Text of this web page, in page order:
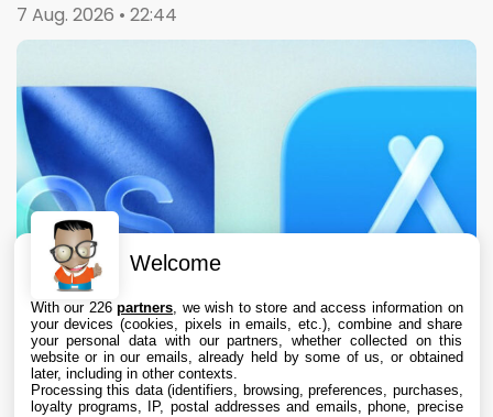
7 Aug. 2026 • 22:44
Welcome
With our 226partners , we wish to store and access information on
your devices (cookies, pixels in emails, etc.), combine and share
your personal data with our partners, whether collected on this
website or in our emails, already held by some of us, or obtained
later, including in other contexts.
Processing this data (identifiers, browsing, preferences, purchases,
loyalty programs, IP, postal addresses and emails, phone, precise